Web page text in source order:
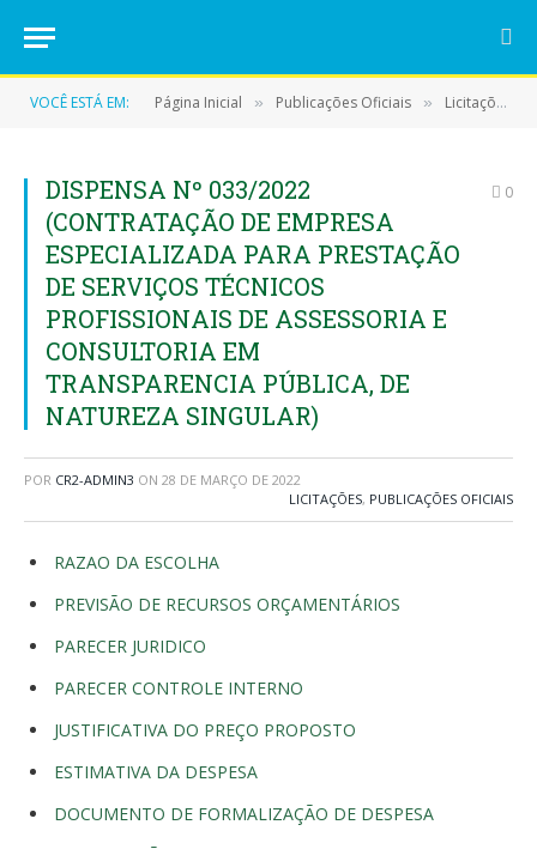
VOCÊ ESTÁ EM: Página Inicial » Publicações Oficiais » Licitações
DISPENSA Nº 033/2022
(CONTRATAÇÃO DE EMPRESA
ESPECIALIZADA PARA PRESTAÇÃO
DE SERVIÇOS TÉCNICOS
PROFISSIONAIS DE ASSESSORIA E
CONSULTORIA EM
TRANSPARENCIA PÚBLICA, DE
NATUREZA SINGULAR)
0
POR CR2-ADMIN3 ON 28 DE MARÇO DE 2022
LICITAÇÕES, PUBLICAÇÕES OFICIAIS
RAZAO DA ESCOLHA
PREVISÃO DE RECURSOS ORÇAMENTÁRIOS
PARECER JURIDICO
PARECER CONTROLE INTERNO
JUSTIFICATIVA DO PREÇO PROPOSTO
ESTIMATIVA DA DESPESA
DOCUMENTO DE FORMALIZAÇÃO DE DESPESA